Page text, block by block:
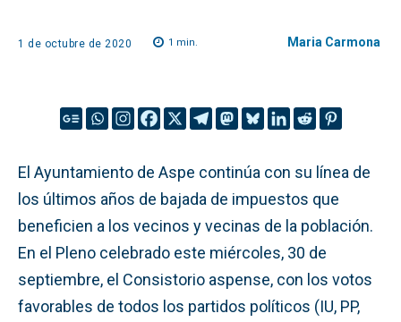
1 de octubre de 2020 1 min. Maria Carmona
El Ayuntamiento de Aspe continúa con su línea de
los últimos años de bajada de impuestos que
beneficien a los vecinos y vecinas de la población.
En el Pleno celebrado este miércoles, 30 de
septiembre, el Consistorio aspense, con los votos
favorables de todos los partidos políticos (IU, PP,